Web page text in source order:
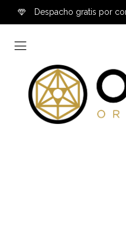
Despacho gratis por